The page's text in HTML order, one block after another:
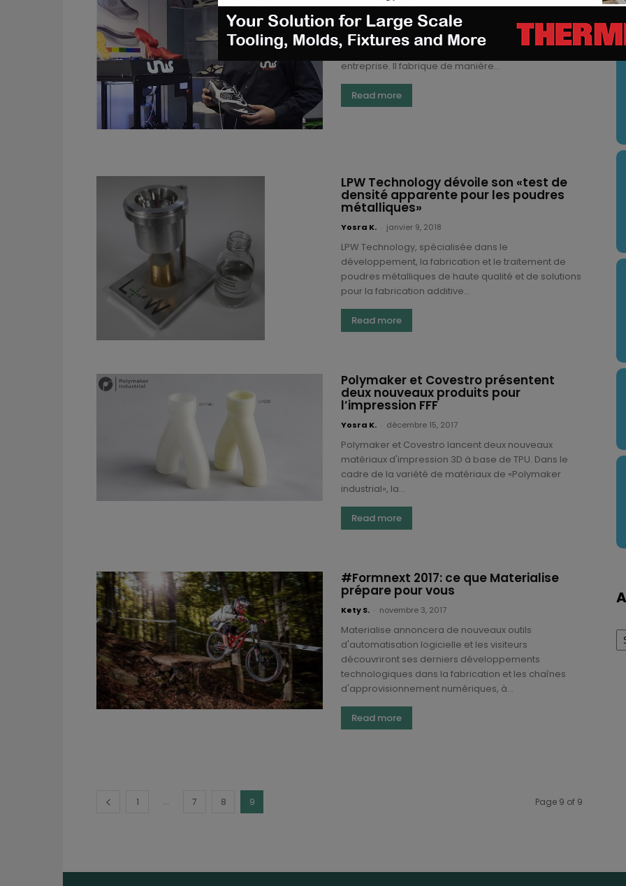
Yosra K. - février 15, 2018
Nicholas Unis est un étudiant de Penn State qui a
réussi à amener son idée du concept à une
entreprise. Il fabrique de manière...
Read more
LPW Technology dévoile son «test de
densité apparente pour les poudres
métalliques»
Yosra K. janvier 9, 2018
LPW Technology, spécialisée dans le
développement, la fabrication et le traitement de
poudres métalliques de haute qualité et de solutions
pour la fabrication additive...
Read more
Polymaker et Covestro présentent
deux nouveaux produits pour
l’impression FFF
Yosra K. décembre 15, 2017
Polymaker et Covestro lancent deux nouveaux
matériaux d'impression 3D à base de TPU. Dans le
cadre de la variété de matériaux de «Polymaker
industrial», la...
Read more
#Formnext 2017: ce que Materialise
prépare pour vous
Kety S. novembre 3, 2017
Materialise annoncera de nouveaux outils
d'automatisation logicielle et les visiteurs
découvriront ses derniers développements
technologiques dans la fabrication et les chaînes
d'approvisionnement numériques, à...
Read more
1 ... 7 8 9 Page 9 of 9